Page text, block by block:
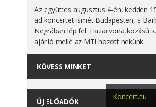
Az együttes augusztus 4-én, kedden
ad koncertet ismét Budapesten, a
Negrában lép fel. Hazai vonatkozású
ajánló mellé az MTI hozott nekünk.
KÖVESS MINKET
Koncert.hu
ÚJ ELŐADÓK